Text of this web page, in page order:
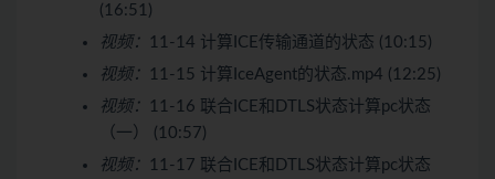
(16:51)
视频：
11-14 计算ICE传输通道的状态 (10:15)
视频：
11-15 计算IceAgent的状态.mp4 (12:25)
视频：
11-16 联合ICE和DTLS状态计算pc状态
（一） (10:57)
视频：
11-17 联合ICE和DTLS状态计算pc状态